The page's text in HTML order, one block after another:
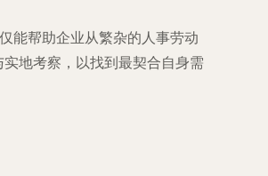
能帮助企业从繁杂的人事劳动
地考察，以找到最契合自身需